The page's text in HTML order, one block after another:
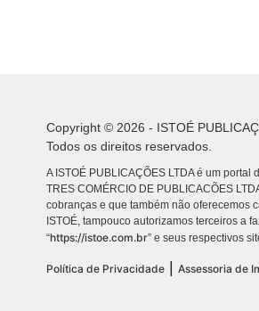
Copyright © 2026 - ISTOÉ
Todos os direitos reservados.
A ISTOÉ PUBLICAÇÕES LTDA é um
TRES COMÉRCIO DE PUBLICACÕES
cobranças e que também não oferecemos
ISTOÉ, tampouco autorizamos terceiros a
“https://istoe.com.br” e seus respectivos
Política de Privacidade Assessoria de